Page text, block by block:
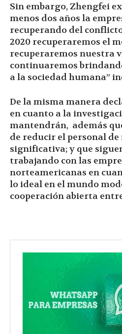
Sin embargo, Zhengfei
menos dos años la
recuperando del
2020 recuperaremos el
recuperaremos nuestra
continuaremos
a la sociedad humana”
De la misma manera
en cuanto a la
mantendrán, además
de reducir el personal
significativa; y que
trabajando con las
norteamericanas en
lo ideal en el mundo
cooperación abierta